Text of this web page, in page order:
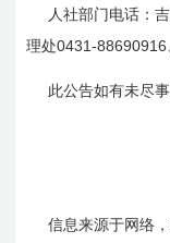
人社部门电话：
理处0431-88690916
此公告如有未尽
信息来源于网络